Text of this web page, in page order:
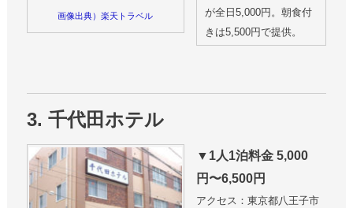
画像出典）楽天トラベル
が全日5,000円。朝食付
きは5,500円で提供。
3. 千代田ホテル
▼1人1泊料金 5,000
円〜6,500円
アクセス：東京都八王子市